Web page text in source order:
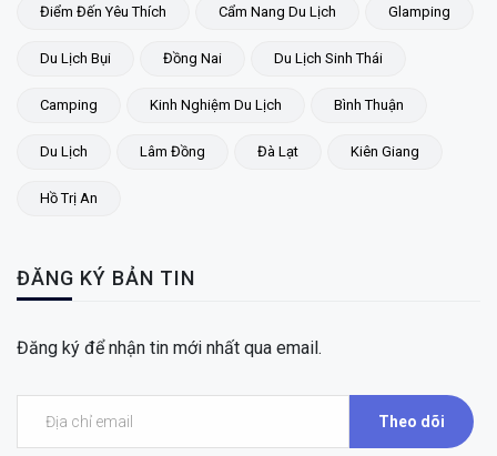
Điểm Đến Yêu Thích Cẩm Nang Du Lịch Glamping
Du Lịch Bụi Đồng Nai Du Lịch Sinh Thái
Camping Kinh Nghiệm Du Lịch Bình Thuận
Du Lịch Lâm Đồng Đà Lạt Kiên Giang
Hồ Trị An
ĐĂNG KÝ BẢN TIN
Đăng ký để nhận tin mới nhất qua email.
Theo dõi